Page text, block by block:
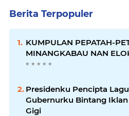
Berita Terpopuler
KUMPULAN PEPATAH-
MINANGKABAU NAN
Presidenku Pencipta
Gubernurku Bintang Iklan
Gigi